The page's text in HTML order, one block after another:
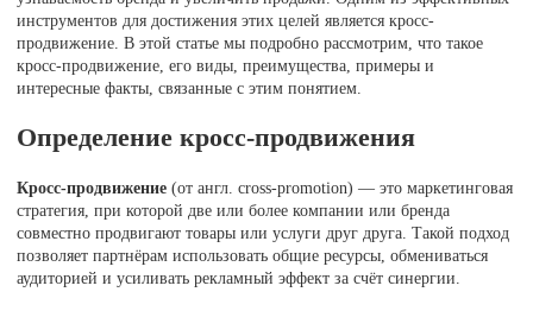
инструментов для достижения этих целей является кросс-
продвижение. В этой статье мы подробно рассмотрим, что такое
кросс-продвижение, его виды, преимущества, примеры и
интересные факты, связанные с этим понятием.
Определение кросс-продвижения
Кросс-продвижение (от англ. cross-promotion) — это маркетинговая
стратегия, при которой две или более компании или бренда
совместно продвигают товары или услуги друг друга. Такой подход
позволяет партнёрам использовать общие ресурсы, обмениваться
аудиторией и усиливать рекламный эффект за счёт синергии.